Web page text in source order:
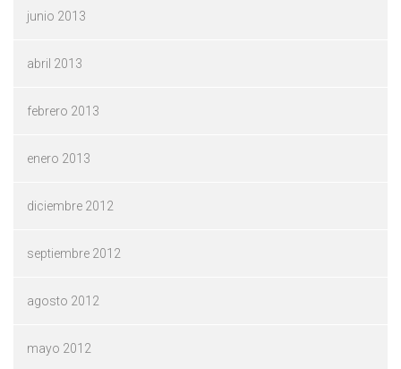
junio 2013
abril 2013
febrero 2013
enero 2013
diciembre 2012
septiembre 2012
agosto 2012
mayo 2012